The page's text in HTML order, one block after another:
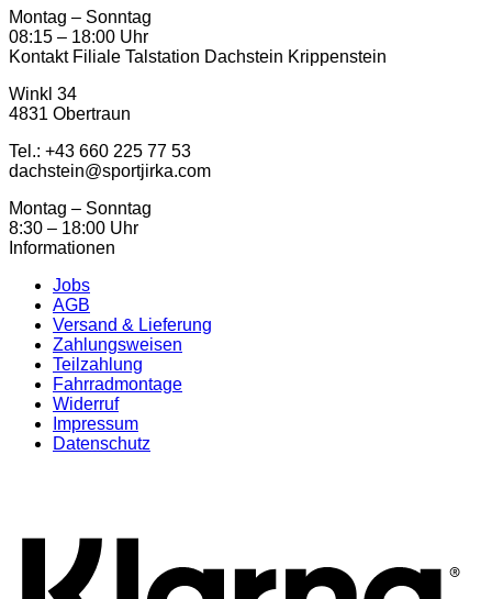
Montag – Sonntag
08:15 – 18:00 Uhr
Kontakt Filiale Talstation Dachstein Krippenstein
Winkl 34
4831 Obertraun
Tel.: ‭+43 660 225 77 53
dachstein@sportjirka.com
Montag – Sonntag
8:30 – 18:00 Uhr
Informationen
Jobs
AGB
Versand & Lieferung
Zahlungsweisen
Teilzahlung
Fahrradmontage
Widerruf
Impressum
Datenschutz